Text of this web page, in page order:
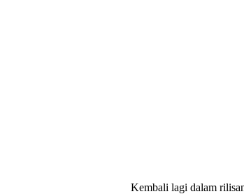
Kembali lagi dalam